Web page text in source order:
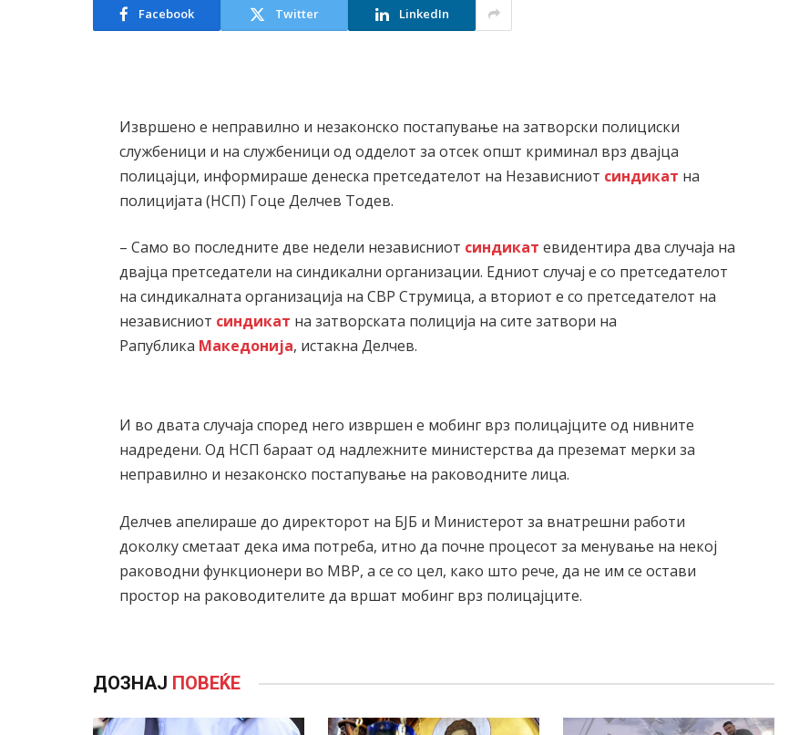
Facebook Twitter LinkedIn
Извршено е неправилно и незаконско постапување на затворски полициски
службеници и на службеници од одделот за отсек општ криминал врз двајца
полицајци, информираше денеска претседателот на Независниот синдикат на
полицијата (НСП) Гоце Делчев Тодев.
– Само во последните две недели независниот синдикат евидентира два случаја на
двајца претседатели на синдикални организации. Едниот случај е со претседателот
на синдикалната организација на СВР Струмица, а вториот е со претседателот на
независниот синдикат на затворската полиција на сите затвори на
Рапублика Македонија, истакна Делчев.
И во двата случаја според него извршен е мобинг врз полицајците од нивните
надредени. Од НСП бараат од надлежните министерства да преземат мерки за
неправилно и незаконско постапување на раководните лица.
Делчев апелираше до директорот на БЈБ и Министерот за внатрешни работи
доколку сметаат дека има потреба, итно да почне процесот за менување на некој
раководни функционери во МВР, а се со цел, како што рече, да не им се остави
простор на раководителите да вршат мобинг врз полицајците.
ДОЗНАЈ ПОВЕЌЕ